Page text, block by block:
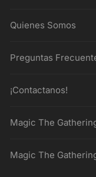
Quienes Somos
Preguntas
¡Contactanos!
Magic The
Magic The